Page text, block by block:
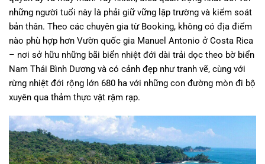
những người tuổi này là phải giữ vững lập trường và kiểm soát
bản thân. Theo các chuyên gia từ Booking, không có địa điểm
nào phù hợp hơn Vườn quốc gia Manuel Antonio ở Costa Rica
– nơi sở hữu những bãi biển nhiệt đới dài trải dọc theo bờ biển
Nam Thái Bình Dương và có cảnh đẹp như tranh vẽ, cùng với
rừng nhiệt đới rộng lớn 680 ha với những con đường mòn đi bộ
xuyên qua thảm thực vật rậm rạp.